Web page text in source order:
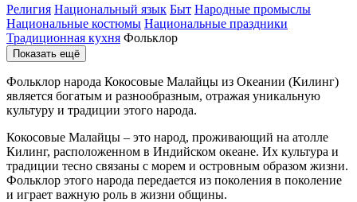
Религия Национальный язык Быт Народные промыслы
Национальные костюмы Национальные праздники
Традиционная кухня Фольклор
Показать ещё
Фольклор народа Кокосовые Малайцы из Океании (Килинг)
является богатым и разнообразным, отражая уникальную
культуру и традиции этого народа.
Кокосовые Малайцы – это народ, проживающий на атолле
Килинг, расположенном в Индийском океане. Их культура и
традиции тесно связаны с морем и островным образом жизни.
Фольклор этого народа передается из поколения в поколение
и играет важную роль в жизни общины.